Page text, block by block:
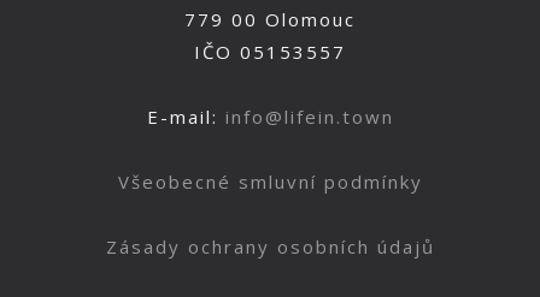
779 00 Olomouc
IČO 05153557
E-mail: info@lifein.town
Všeobecné smluvní podmínky
Zásady ochrany osobních údajů